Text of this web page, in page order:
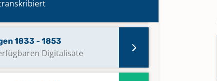
1807 - 1880
1833 - 1853
Digitalisate